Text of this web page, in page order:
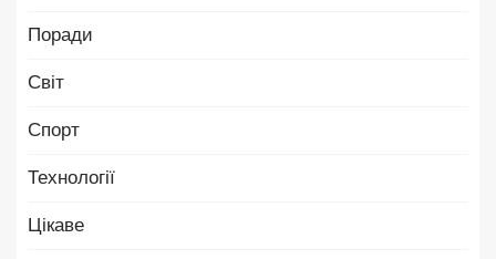
Поради
Світ
Спорт
Технології
Цікаве